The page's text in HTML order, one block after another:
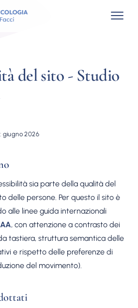
del sito - Studio
giugno 2026
sia parte della qualità del
delle persone. Per questo il sito è
alle linee guida internazionali
, con attenzione a contrasto dei
tastiera, struttura semantica delle
e rispetto delle preferenze di
del movimento).